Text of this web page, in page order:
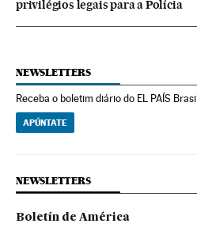
privilégios legais para a Polícia
NEWSLETTERS
Receba o boletim diário do EL PAÍS Brasil
APÚNTATE
NEWSLETTERS
Boletín de América